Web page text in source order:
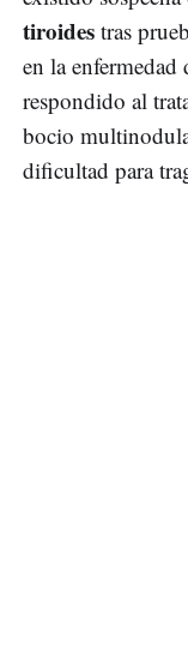
tiroides tras
en la enfermedad
respondido al
bocio
dificultad para